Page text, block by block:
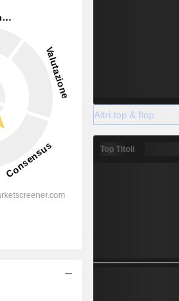
Altri top & flop
Top Titoli